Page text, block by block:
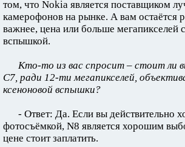
том, что Nokia является поставщиком
камерофонов на рынке. А вам остаётся
важнее, цена или больше мегапикселей
вспышкой.
Кто-то из вас спросит – стоит ли
C7, ради 12-ти мегапикселей,
ксеноновой вспышки?
- Ответ: Да. Если вы действительно
фотосъёмкой, N8 является хорошим
цене стоит заплатить.